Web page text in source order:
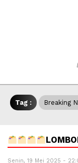
Tag : Breaking
Senin, 19 Mei 2025 -